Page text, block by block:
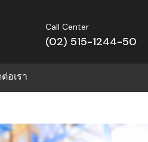
Call Center
(02) 515-1244-50
อเรา